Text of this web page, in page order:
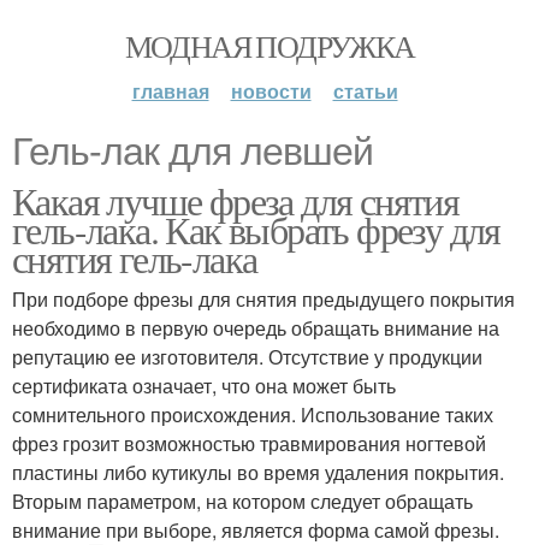
МОДНАЯ ПОДРУЖКА
главная новости статьи
Гель-лак для левшей
Какая лучше фреза для снятия
гель-лака. Как выбрать фрезу для
снятия гель-лака
При подборе фрезы для снятия предыдущего покрытия
необходимо в первую очередь обращать внимание на
репутацию ее изготовителя. Отсутствие у продукции
сертификата означает, что она может быть
сомнительного происхождения. Использование таких
фрез грозит возможностью травмирования ногтевой
пластины либо кутикулы во время удаления покрытия.
Вторым параметром, на котором следует обращать
внимание при выборе, является форма самой фрезы.